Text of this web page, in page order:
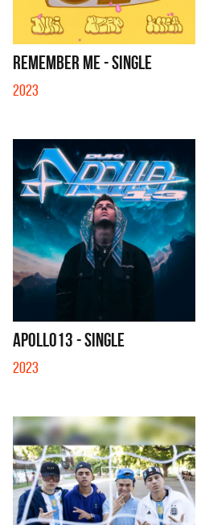
REMEMBER ME - SINGLE
2023
APOLLO13 - SINGLE
2023